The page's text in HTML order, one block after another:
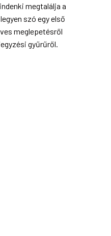
megtalálja a
szó egy első
meglepetésről
gyűrűről.